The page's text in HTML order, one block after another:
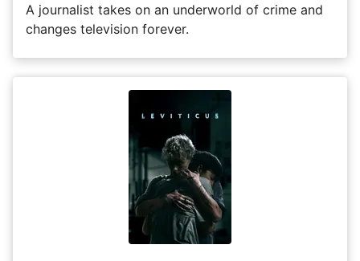
A journalist takes on an underworld of crime and
changes television forever.